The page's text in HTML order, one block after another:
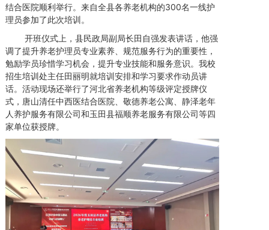
结合医院顺利举行。来自全县各养老机构的300名一线护
理员参加了此次培训。
开班仪式上，县民政局副局长田自强发表讲话，他强
调了提升养老护理员专业素养、规范服务行为的重要性，
勉励学员珍惜学习机会，提升专业技能和服务意识。我校
招生培训处主任田丽明就培训安排和学习要求作动员讲
话。活动现场还举行了河北省养老机构等级评定授牌仪
式，唐山清任中西医结合医院、敬德养老公寓、静泽老年
人养护服务有限公司和玉田县福顺养老服务有限公司等四
家单位获授牌。